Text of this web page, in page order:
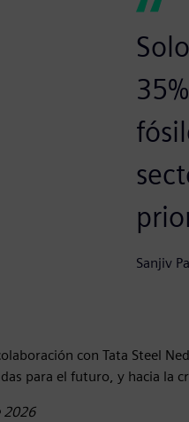
Sanjiv
con Tata Steel
para el futuro, y hacia la
2026